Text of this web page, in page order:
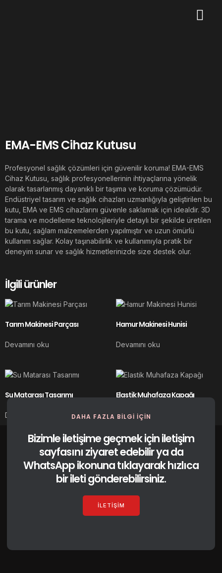
EMA-EMS Cihaz Kutusu
Profesyonel sağlık çözümleri için güvenilir koruma! EMA-EMS
Cihaz Kutusu, sağlık profesyonellerinin ihtiyaçlarına yönelik
olarak tasarlanmış dayanıklı bir taşıma ve koruma çözümüdür.
Endüstriyel tasarım ve sağlık cihazları uzmanlığıyla geliştirilen bu
kutu, EMA ve EMS cihazlarını güvenle saklamak için idealdir. 3D
tarama ve modelleme teknolojileriyle detaylı bir şekilde üretilen
bu kutu, sağlam malzemelerden yapılmıştır ve uzun ömürlü
kullanım sağlar. Kolay taşınabilirlik ve kullanımıyla pratik bir
deneyim sunar ve sağlık hizmetlerinizde size destek olur.
İlgili ürünler
Tarım Makinesi Parçası
Devamını oku
Hamur Makinesi Hunisi
Devamını oku
Su Matarası Tasarımı
Devamını oku
Elastik Muhafaza Kapağı
Devamını oku
DAHA FAZLA BILGI IÇIN
Bizimle iletişime geçmek için iletişim
sayfasını ziyaret edebilir ya da
WhatsApp ikonuna tıklayarak hızlıca
bir ileti gönderebilirsiniz.
İLETIŞIM